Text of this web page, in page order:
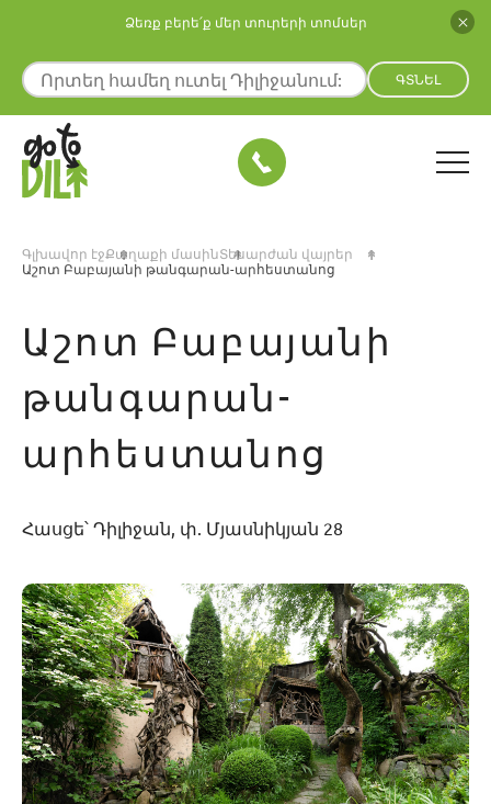
Ձեռք բերե՛ք մեր տուրերի տոմսեր
ԳՏՆԵԼ
Գլխավոր էջՔաղաքի մասինՏեսարժան վայրեր
Աշոտ Բաբայանի թանգարան-արհեստանոց
Աշոտ Բաբայանի
թանգարան-
արհեստանոց
Հասցե՝ Դիլիջան, փ. Մյասնիկյան 28